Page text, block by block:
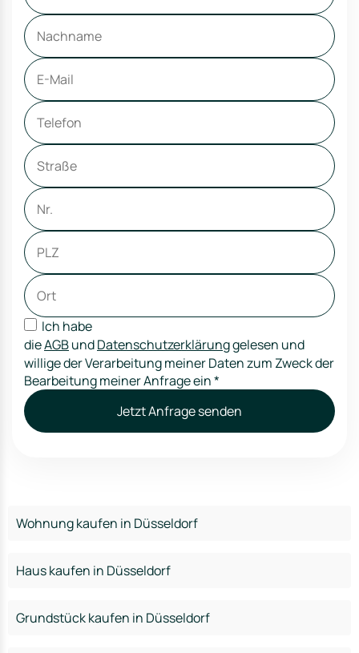
Ich habe
dieAGBundDatenschutzerklärunggelesen und
willige der Verarbeitung meiner Daten zum Zweck der
Bearbeitung meiner Anfrage ein*
Jetzt Anfrage senden
Wohnung kaufen in Düsseldorf
Haus kaufen in Düsseldorf
Grundstück kaufen in Düsseldorf